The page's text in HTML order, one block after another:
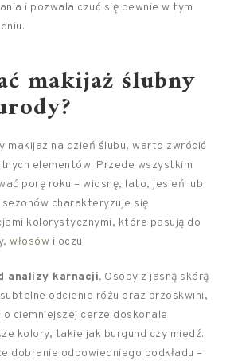
i pozwala czuć się pewnie w tym
makijaż ślubny
makijaż na dzień ślubu, warto zwrócić
elementów. Przede wszystkim
porę roku – wiosnę, lato, jesień lub
charakteryzuje się
kolorystycznymi, które pasują do
włosów i oczu.
analizy karnacji. Osoby z jasną skórą
odcienie różu oraz brzoskwini,
ciemniejszej cerze doskonale
kolory, takie jak burgund czy miedź.
dobranie odpowiedniego podkładu –